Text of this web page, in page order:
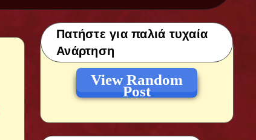
Πατήστε για παλιά τυχαία
Ανάρτηση
View Random
Post